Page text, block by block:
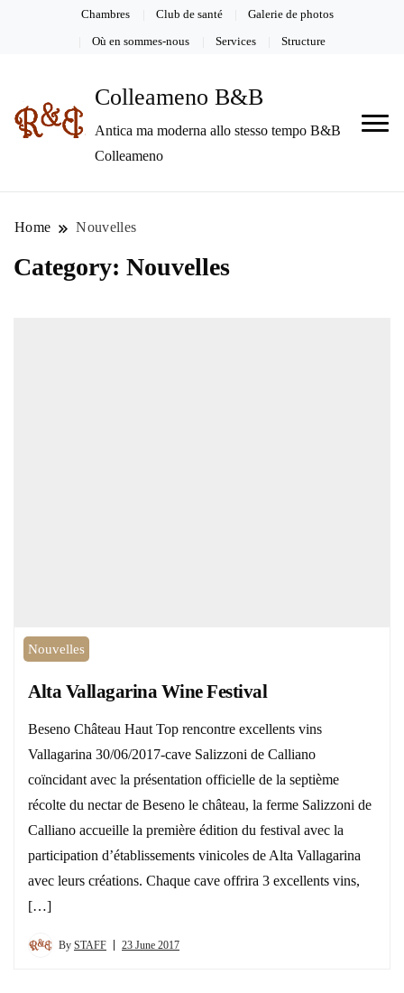
Chambres Club de santé Galerie de photos
Où en sommes-nous Services Structure
Colleameno B&B
Antica ma moderna allo stesso tempo B&B
Colleameno
Home Nouvelles
Category: Nouvelles
Nouvelles
Alta Vallagarina Wine Festival
Beseno Château Haut Top rencontre excellents vins
Vallagarina 30/06/2017-cave Salizzoni de Calliano
coïncidant avec la présentation officielle de la septième
récolte du nectar de Beseno le château, la ferme Salizzoni de
Calliano accueille la première édition du festival avec la
participation d’établissements vinicoles de Alta Vallagarina
avec leurs créations. Chaque cave offrira 3 excellents vins,
[…]
By STAFF 23 June 2017